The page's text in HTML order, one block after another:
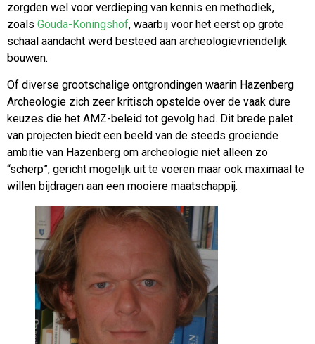
zorgden wel voor verdieping van kennis en methodiek,
zoals Gouda-Koningshof, waarbij voor het eerst op grote
schaal aandacht werd besteed aan archeologievriendelijk
bouwen.
Of diverse grootschalige ontgrondingen waarin Hazenberg
Archeologie zich zeer kritisch opstelde over de vaak dure
keuzes die het AMZ-beleid tot gevolg had. Dit brede palet
van projecten biedt een beeld van de steeds groeiende
ambitie van Hazenberg om archeologie niet alleen zo
“scherp”, gericht mogelijk uit te voeren maar ook maximaal te
willen bijdragen aan een mooiere maatschappij.